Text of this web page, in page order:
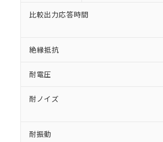
比較出力応答時間
絶縁抵抗
耐電圧
耐ノイズ
耐振動